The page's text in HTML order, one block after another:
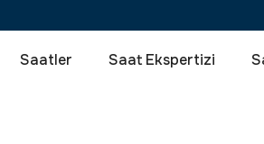
Saatler Saat Ekspertizi